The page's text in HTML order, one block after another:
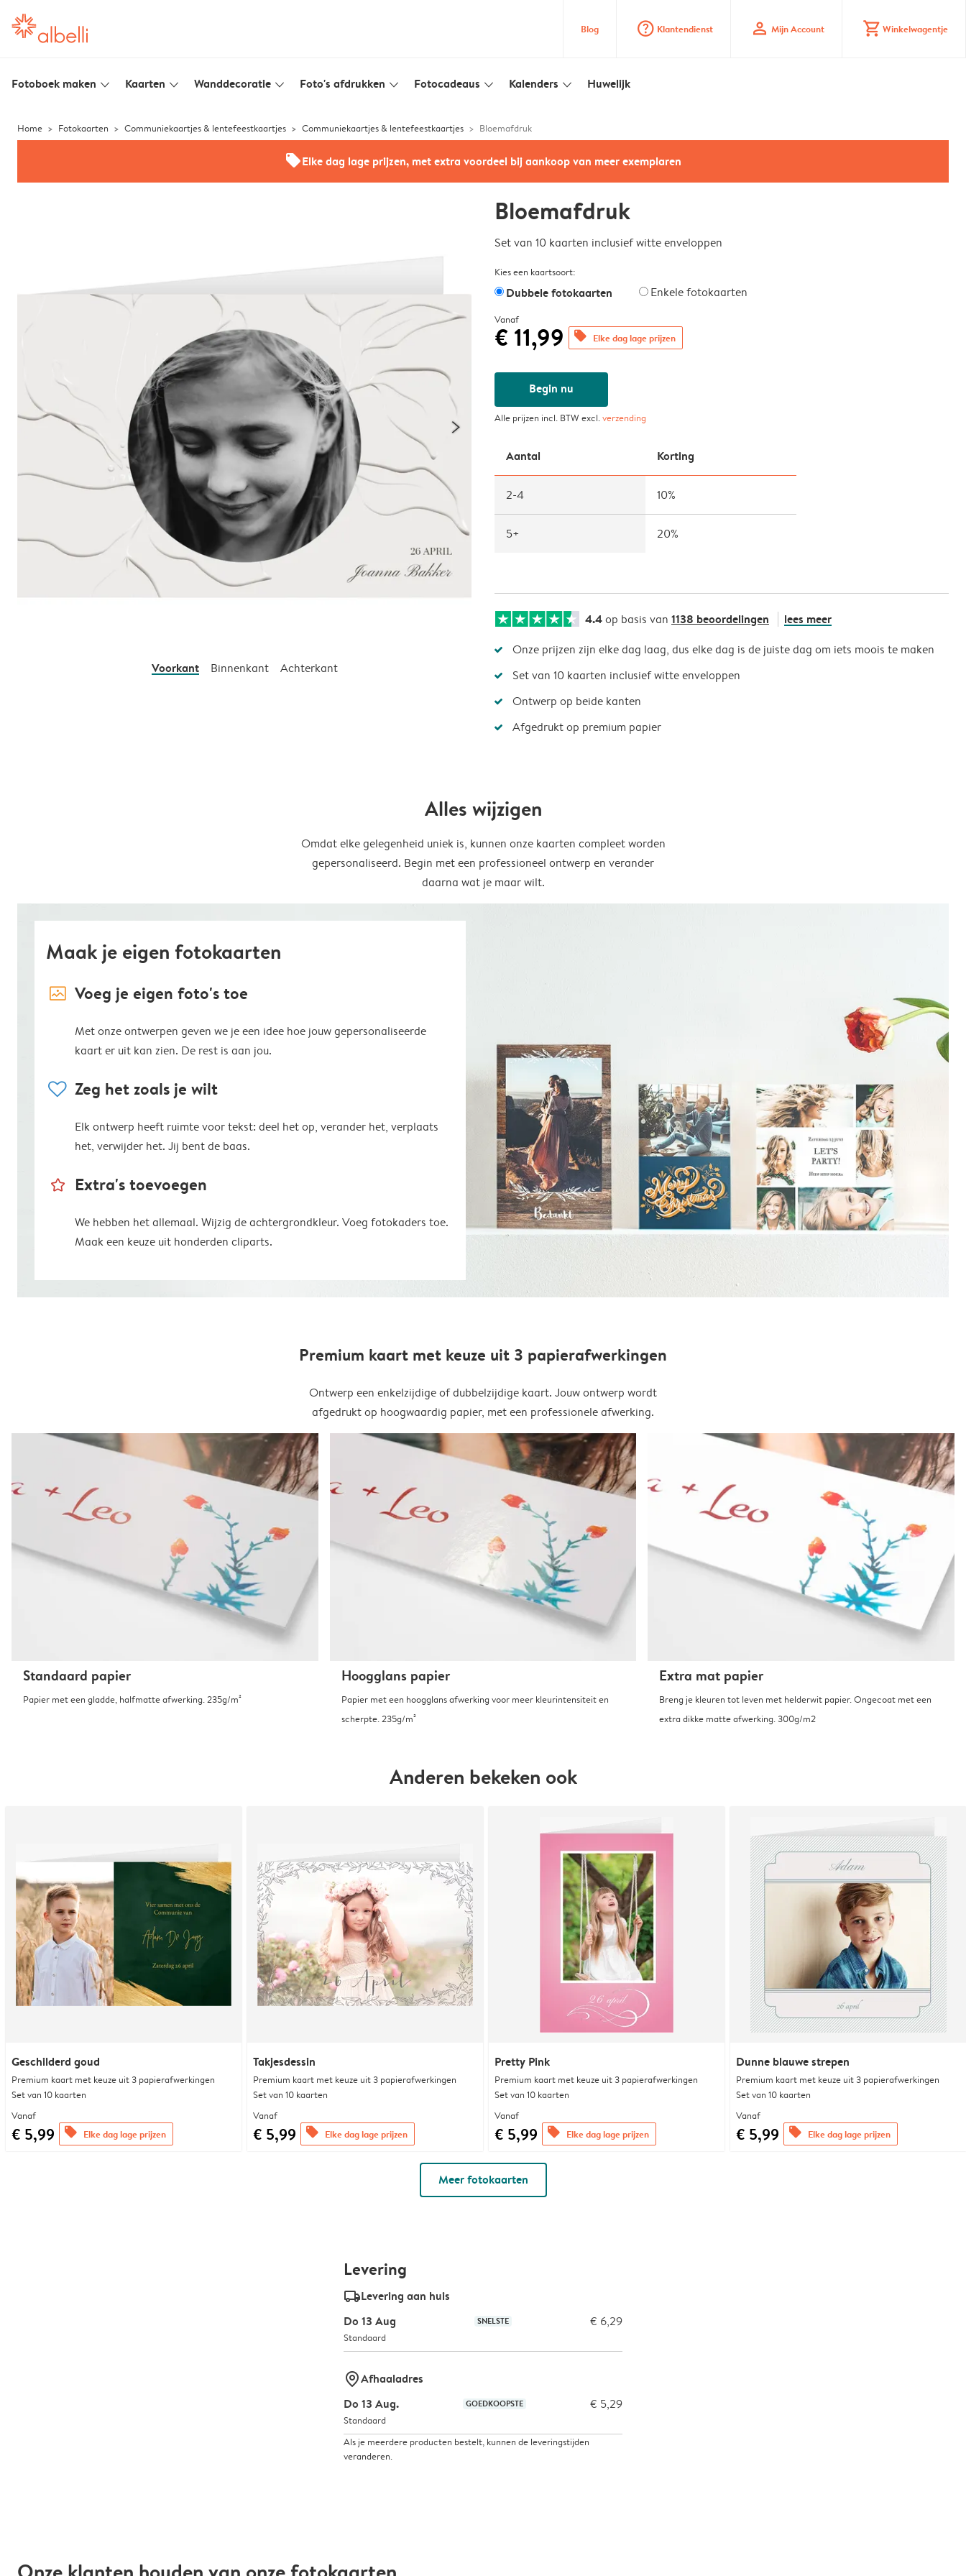
Blog question_mark_circle Klantendienst profile Mijn Account shopping_cart Winkelwagentje
Fotoboek maken slim_arrow_down Kaarten slim_arrow_down Wanddecoratie slim_arrow_down Foto's afdrukken slim_arrow_down Fotocadeaus slim_arrow_down Kalenders slim_arrow_down Huwelijk
Home Fotokaarten Communiekaartjes & lentefeestkaartjes Communiekaartjes & lentefeestkaartjes Bloemafdruk
offersElke dag lage prijzen, met extra voordeel bij aankoop van meer exemplaren
Voorkant Binnenkant Achterkant
Bloemafdruk
Set van 10 kaarten inclusief witte enveloppen
Kies een kaartsoort:
Dubbele fotokaarten Enkele fotokaarten
Vanaf
€ 11,99 offers Elke dag lage prijzen
Begin nu
Alle prijzen incl. BTW excl.verzending
Aantal Korting
2-4 10%
5+ 20%
4.4op basis van 1138 beoordelingen lees meer
Onze prijzen zijn elke dag laag, dus elke dag is de juiste dag om iets moois te maken
Set van 10 kaarten inclusief witte enveloppen
Ontwerp op beide kanten
Afgedrukt op premium papier
Alles wijzigen
Omdat elke gelegenheid uniek is, kunnen onze kaarten compleet worden
gepersonaliseerd. Begin met een professioneel ontwerp en verander
daarna wat je maar wilt.
Maak je eigen fotokaarten
image_placeholder Voeg je eigen foto's toe
Met onze ontwerpen geven we je een idee hoe jouw gepersonaliseerde
kaart er uit kan zien. De rest is aan jou.
heart Zeg het zoals je wilt
Elk ontwerp heeft ruimte voor tekst: deel het op, verander het, verplaats
het, verwijder het. Jij bent de baas.
star_outline Extra's toevoegen
We hebben het allemaal. Wijzig de achtergrondkleur. Voeg fotokaders toe.
Maak een keuze uit honderden cliparts.
Premium kaart met keuze uit 3 papierafwerkingen
Ontwerp een enkelzijdige of dubbelzijdige kaart. Jouw ontwerp wordt
afgedrukt op hoogwaardig papier, met een professionele afwerking.
Standaard papier
Papier met een gladde, halfmatte afwerking. 235g/m²
Hoogglans papier
Papier met een hoogglans afwerking voor meer kleurintensiteit en
scherpte. 235g/m²
Extra mat papier
Breng je kleuren tot leven met helderwit papier. Ongecoat met een
extra dikke matte afwerking. 300g/m2
Anderen bekeken ook
Geschilderd goud
Premium kaart met keuze uit 3 papierafwerkingen
Set van 10 kaarten
Vanaf
€ 5,99 offers Elke dag lage prijzen
Takjesdessin
Premium kaart met keuze uit 3 papierafwerkingen
Set van 10 kaarten
Vanaf
€ 5,99 offers Elke dag lage prijzen
Pretty Pink
Premium kaart met keuze uit 3 papierafwerkingen
Set van 10 kaarten
Vanaf
€ 5,99 offers Elke dag lage prijzen
Dunne blauwe strepen
Premium kaart met keuze uit 3 papierafwerkingen
Set van 10 kaarten
Vanaf
€ 5,99 offers Elke dag lage prijzen
Meer fotokaarten
Levering
delivery_standard_v2Levering aan huis
Do 13 Aug
SNELSTE € 6,29
Standaard
marker-pinAfhaaladres
Do 13 Aug.
GOEDKOOPSTE € 5,29
Standaard
Als je meerdere producten bestelt, kunnen de leveringstijden
veranderen.